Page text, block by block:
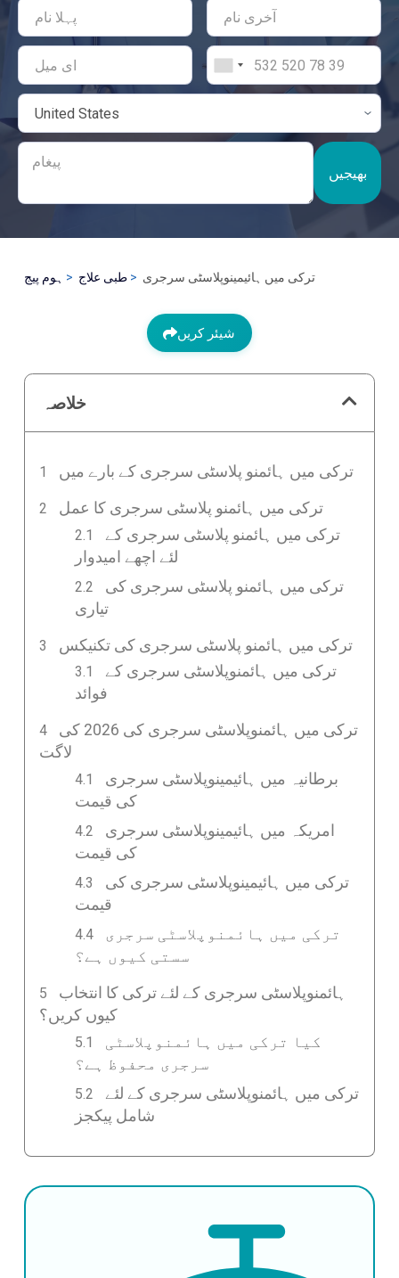
بھیجیں
ہوم پیج طبی علاج ترکی میں ہائیمینوپلاسٹی سرجری
شیئر کریں
خلاصہ
ترکی میں ہائمنو پلاسٹی سرجری کے بارے میں
ترکی میں ہائمنو پلاسٹی سرجری کا عمل
ترکی میں ہائمنو پلاسٹی سرجری کے
لئے اچھے امیدوار
ترکی میں ہائمنو پلاسٹی سرجری کی
تیاری
ترکی میں ہائمنو پلاسٹی سرجری کی تکنیکس
ترکی میں ہائمنوپلاسٹی سرجری کے
فوائد
ترکی میں ہائمنوپلاسٹی سرجری کی 2026 کی
لاگت
برطانیہ میں ہائیمينوپلاسٹی سرجری
کی قیمت
امریکہ میں ہائیمينوپلاسٹی سرجری
کی قیمت
ترکی میں ہائیمينوپلاسٹی سرجری کی
قیمت
ترکی میں ہائمنوپلاسٹی سرجری
سستی کیوں ہے؟
ہائمنوپلاسٹی سرجری کے لئے ترکی کا انتخاب
کیوں کریں؟
کیا ترکی میں ہائمنوپلاسٹی
سرجری محفوظ ہے؟
ترکی میں ہائمنوپلاسٹی سرجری کے لئے
شامل پیکجز